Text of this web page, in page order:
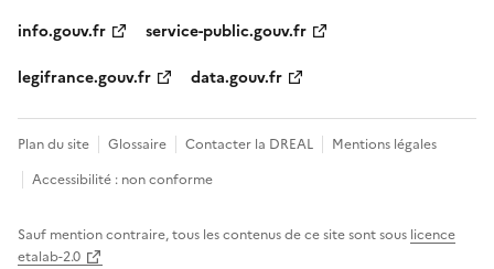
info.gouv.fr
service-public.gouv.fr
legifrance.gouv.fr
data.gouv.fr
Plan du site Glossaire Contacter la DREAL
Mentions légales
Accessibilité : non conforme
Sauf mention contraire, tous les contenus de ce site sont sous licence
etalab-2.0